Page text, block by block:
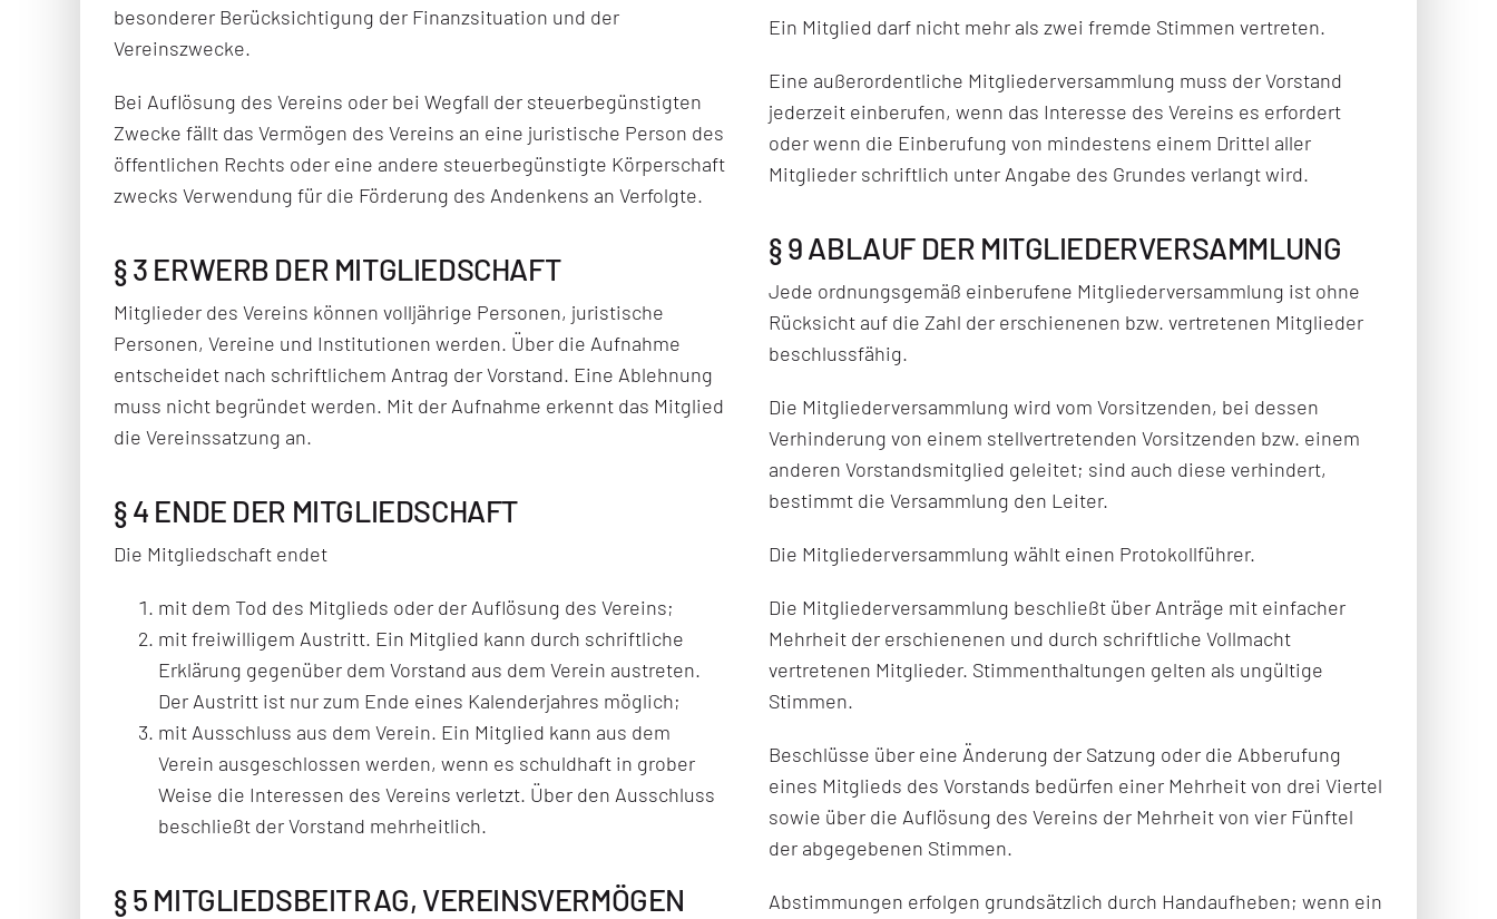
besonderer Berücksichtigung der Finanzsituation und der
Vereinszwecke.
Bei Auflösung des Vereins oder bei Wegfall der steuerbegünstigten
Zwecke fällt das Vermögen des Vereins an eine juristische Person des
öffentlichen Rechts oder eine andere steuerbegünstigte Körperschaft
zwecks Verwendung für die Förderung des Andenkens an Verfolgte.
§ 3 ERWERB DER MITGLIEDSCHAFT
Mitglieder des Vereins können volljährige Personen, juristische
Personen, Vereine und Institutionen werden. Über die Aufnahme
entscheidet nach schriftlichem Antrag der Vorstand. Eine Ablehnung
muss nicht begründet werden. Mit der Aufnahme erkennt das Mitglied
die Vereinssatzung an.
§ 4 ENDE DER MITGLIEDSCHAFT
Die Mitgliedschaft endet
mit dem Tod des Mitglieds oder der Auflösung des Vereins;
mit freiwilligem Austritt. Ein Mitglied kann durch schriftliche
Erklärung gegenüber dem Vorstand aus dem Verein austreten.
Der Austritt ist nur zum Ende eines Kalenderjahres möglich;
mit Ausschluss aus dem Verein. Ein Mitglied kann aus dem
Verein ausgeschlossen werden, wenn es schuldhaft in grober
Weise die Interessen des Vereins verletzt. Über den Ausschluss
beschließt der Vorstand mehrheitlich.
§ 5 MITGLIEDSBEITRAG, VEREINSVERMÖGEN
Ein Mitglied darf nicht mehr als zwei fremde Stimmen vertreten.
Eine außerordentliche Mitgliederversammlung muss der Vorstand
jederzeit einberufen, wenn das Interesse des Vereins es erfordert
oder wenn die Einberufung von mindestens einem Drittel aller
Mitglieder schriftlich unter Angabe des Grundes verlangt wird.
§ 9 ABLAUF DER MITGLIEDERVERSAMMLUNG
Jede ordnungsgemäß einberufene Mitgliederversammlung ist ohne
Rücksicht auf die Zahl der erschienenen bzw. vertretenen Mitglieder
beschlussfähig.
Die Mitgliederversammlung wird vom Vorsitzenden, bei dessen
Verhinderung von einem stellvertretenden Vorsitzenden bzw. einem
anderen Vorstandsmitglied geleitet; sind auch diese verhindert,
bestimmt die Versammlung den Leiter.
Die Mitgliederversammlung wählt einen Protokollführer.
Die Mitgliederversammlung beschließt über Anträge mit einfacher
Mehrheit der erschienenen und durch schriftliche Vollmacht
vertretenen Mitglieder. Stimmenthaltungen gelten als ungültige
Stimmen.
Beschlüsse über eine Änderung der Satzung oder die Abberufung
eines Mitglieds des Vorstands bedürfen einer Mehrheit von drei Viertel
sowie über die Auflösung des Vereins der Mehrheit von vier Fünftel
der abgegebenen Stimmen.
Abstimmungen erfolgen grundsätzlich durch Handaufheben; wenn ein